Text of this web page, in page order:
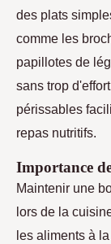
des plats
comme les
papillotes de
sans trop
périssables
repas nutritifs.
Importance
Maintenir une
lors de la
les aliments à